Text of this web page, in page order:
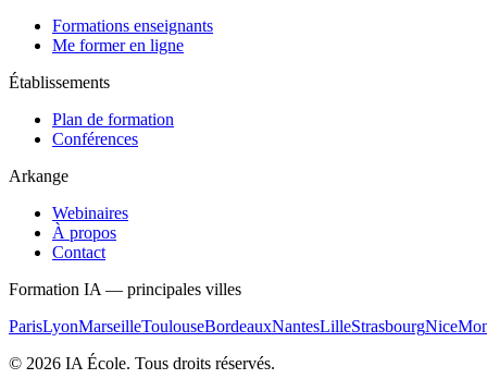
Formations enseignants
Me former en ligne
Établissements
Plan de formation
Conférences
Arkange
Webinaires
À propos
Contact
Formation IA — principales villes
ParisLyonMarseilleToulouseBordeauxNantesLilleStrasbourgNice
© 2026 IA École. Tous droits réservés.